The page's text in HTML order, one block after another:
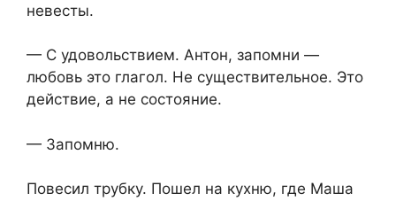
невесты.
— С удовольствием. Антон, запомни —
любовь это глагол. Не существительное. Это
действие, а не состояние.
— Запомню.
Повесил трубку. Пошел на кухню, где Маша